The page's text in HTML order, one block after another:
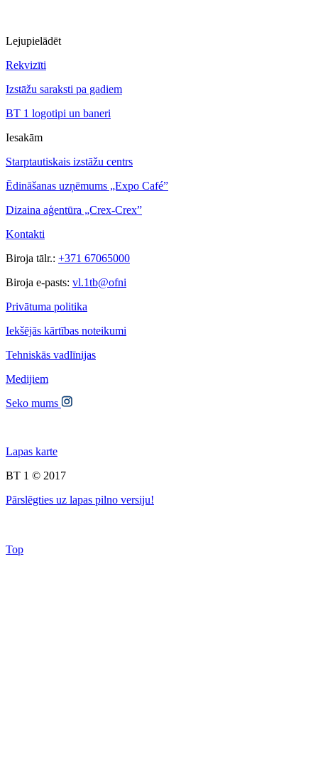
Lejupielādēt
Rekvizīti
Izstāžu saraksti pa gadiem
BT 1 logotipi un baneri
Iesakām
Starptautiskais izstāžu centrs
Ēdināšanas uzņēmums „Expo Café”
Dizaina aģentūra „Crex-Crex”
Kontakti
Biroja tālr.: +371 67065000
Biroja e-pasts: vl.1tb@ofni
Privātuma politika
Iekšējās kārtības noteikumi
Tehniskās vadlīnijas
Medijiem
Seko mums
Lapas karte
BT 1 © 2017
Pārslēgties uz lapas pilno versiju!
Top